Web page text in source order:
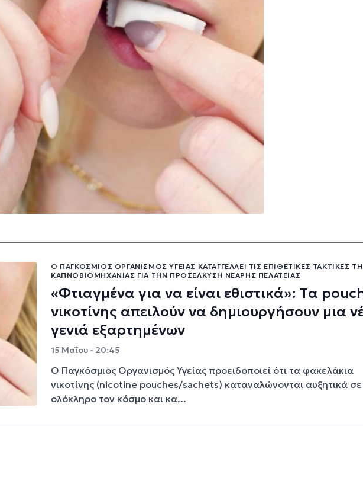
Ο ΠΑΓΚΌΣΜΙΟΣ ΟΡΓΑΝΙΣΜΌΣ ΥΓΕΊΑΣ ΚΑΤΑΓΓΈΛΛΕΙ ΤΙΣ ΕΠΙΘΕΤΙΚΈΣ ΤΑΚΤΙΚΈΣ
ΚΑΠΝΟΒΙΟΜΗΧΑΝΊΑΣ ΓΙΑ ΤΗΝ ΠΡΟΣΈΛΚΥΣΗ ΝΕΑΡΉΣ ΠΕΛΑΤΕΊΑΣ
«Φτιαγμένα για να είναι εθιστικά»: Tα
νικοτίνης απειλούν να δημιουργήσουν μια
γενιά εξαρτημένων
15 Μαΐου - 20:45
Ο Παγκόσμιος Οργανισμός Υγείας προειδοποιεί ότι τα φακελάκια
νικοτίνης (nicotine pouches/sachets) καταναλώνονται αυξητικά σε
ολόκληρο τον κόσμο και κα...